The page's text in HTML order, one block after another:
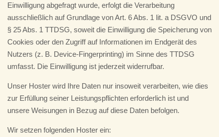
Einwilligung abgefragt wurde, erfolgt die Verarbeitung
ausschließlich auf Grundlage von Art. 6 Abs. 1 lit. a DSGVO und
§ 25 Abs. 1 TTDSG, soweit die Einwilligung die Speicherung von
Cookies oder den Zugriff auf Informationen im Endgerät des
Nutzers (z. B. Device-Fingerprinting) im Sinne des TTDSG
umfasst. Die Einwilligung ist jederzeit widerrufbar.
Unser Hoster wird Ihre Daten nur insoweit verarbeiten, wie dies
zur Erfüllung seiner Leistungspflichten erforderlich ist und
unsere Weisungen in Bezug auf diese Daten befolgen.
Wir setzen folgenden Hoster ein: